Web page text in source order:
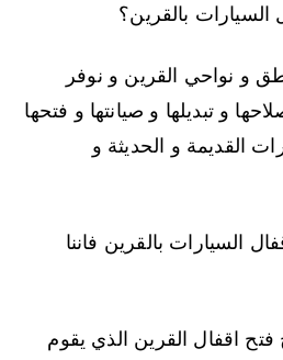
بالقرين؟
و نواحي القرين و نوفر
و تبديلها و صيانتها و فتحها
القديمة و الحديثة و
السيارات بالقرين فاننا
فتح اقفال القرين الذي يقوم